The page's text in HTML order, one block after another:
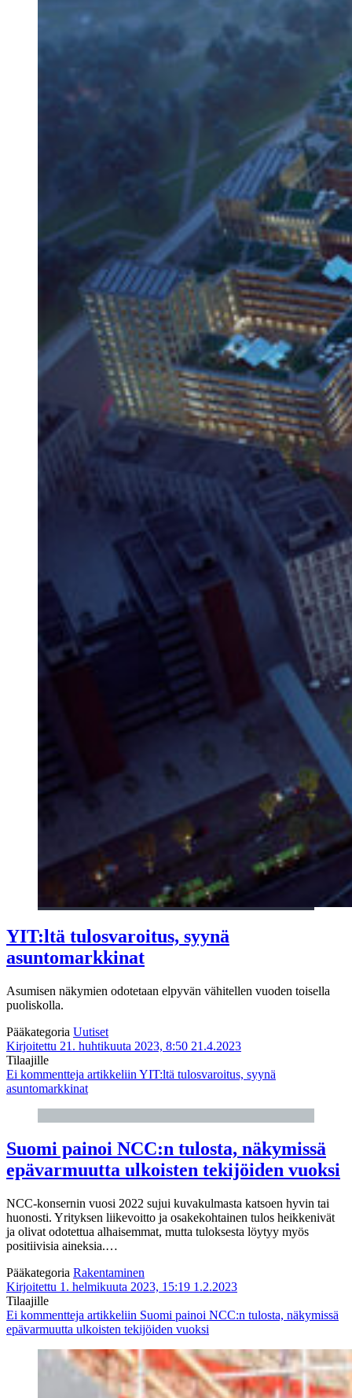
YIT:ltä tulosvaroitus, syynä
asuntomarkkinat
Asumisen näkymien odotetaan elpyvän vähitellen vuoden toisella
puoliskolla.
Pääkategoria Uutiset
Kirjoitettu 21. huhtikuuta 2023, 8:50 21.4.2023
Tilaajille
Ei kommentteja artikkeliin YIT:ltä tulosvaroitus, syynä
asuntomarkkinat
Suomi painoi NCC:n tulosta, näkymissä
epävarmuutta ulkoisten tekijöiden vuoksi
NCC-konsernin vuosi 2022 sujui kuvakulmasta katsoen hyvin tai
huonosti. Yrityksen liikevoitto ja osakekohtainen tulos heikkenivät
ja olivat odotettua alhaisemmat, mutta tuloksesta löytyy myös
positiivisia aineksia.…
Pääkategoria Rakentaminen
Kirjoitettu 1. helmikuuta 2023, 15:19 1.2.2023
Tilaajille
Ei kommentteja artikkeliin Suomi painoi NCC:n tulosta, näkymissä
epävarmuutta ulkoisten tekijöiden vuoksi